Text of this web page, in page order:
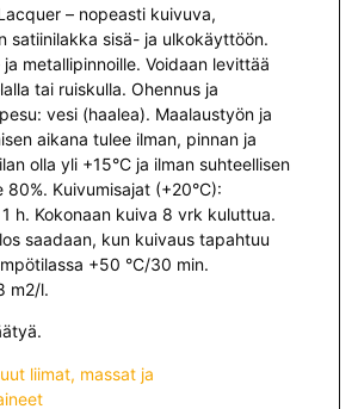
– nopeasti kuivuva,
satiinilakka sisä- ja ulkokäyttöön.
metallipinnoille. Voidaan levittää
tai ruiskulla. Ohennus ja
vesi (haalea). Maalaustyön ja
aikana tulee ilman, pinnan ja
olla yli +15°C ja ilman suhteellisen
80%. Kuivumisajat (+20°C):
h. Kokonaan kuiva 8 vrk kuluttua.
saadaan, kun kuivaus tapahtuu
+50 °C/30 min.
m2/l.
liimat, massat ja